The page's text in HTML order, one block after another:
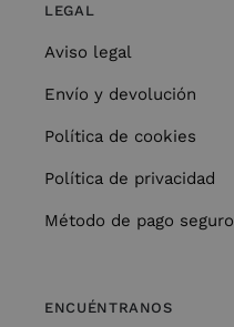
LEGAL
Aviso legal
Envío y devolución
Política de cookies
Política de privacidad
Método de pago seguro
ENCUÉNTRANOS